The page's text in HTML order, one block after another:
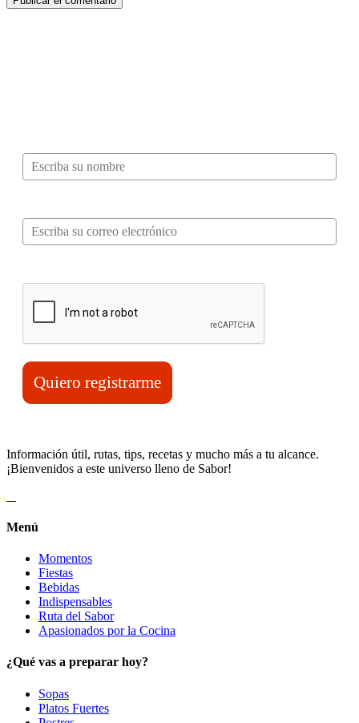
Quiero registrarme
Información útil, rutas, tips, recetas y mucho más a tu alcance.
¡Bienvenidos a este universo lleno de Sabor!
Menú
Momentos
Fiestas
Bebidas
Indispensables
Ruta del Sabor
Apasionados por la Cocina
¿Qué vas a preparar hoy?
Sopas
Platos Fuertes